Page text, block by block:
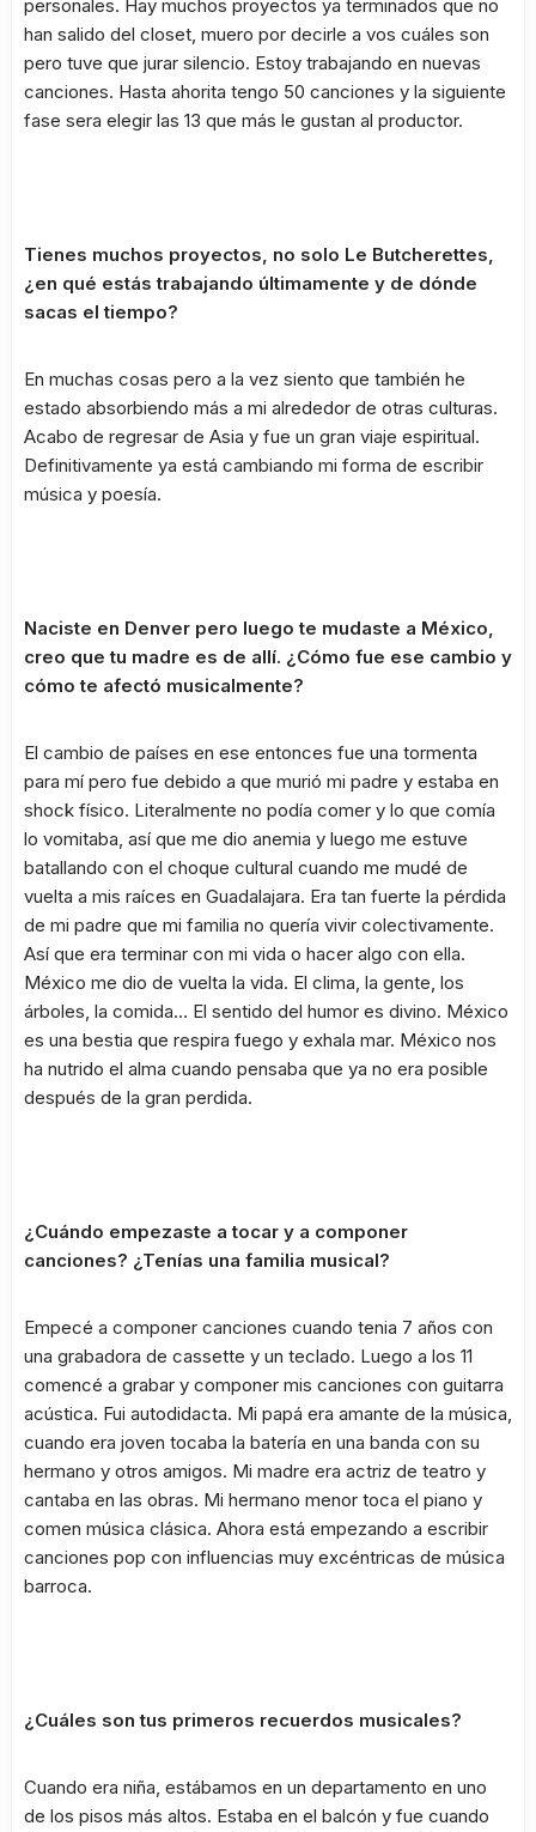
personales. Hay muchos proyectos ya terminados que no
han salido del closet, muero por decirle a vos cuáles son
pero tuve que jurar silencio. Estoy trabajando en nuevas
canciones. Hasta ahorita tengo 50 canciones y la siguiente
fase sera elegir las 13 que más le gustan al productor.
Tienes muchos proyectos, no solo Le Butcherettes,
¿en qué estás trabajando últimamente y de dónde
sacas el tiempo?
En muchas cosas pero a la vez siento que también he
estado absorbiendo más a mi alrededor de otras culturas.
Acabo de regresar de Asia y fue un gran viaje espiritual.
Definitivamente ya está cambiando mi forma de escribir
música y poesía.
Naciste en Denver pero luego te mudaste a México,
creo que tu madre es de allí. ¿Cómo fue ese cambio y
cómo te afectó musicalmente?
El cambio de países en ese entonces fue una tormenta
para mí pero fue debido a que murió mi padre y estaba en
shock físico. Literalmente no podía comer y lo que comía
lo vomitaba, así que me dio anemia y luego me estuve
batallando con el choque cultural cuando me mudé de
vuelta a mis raíces en Guadalajara. Era tan fuerte la pérdida
de mi padre que mi familia no quería vivir colectivamente.
Así que era terminar con mi vida o hacer algo con ella.
México me dio de vuelta la vida. El clima, la gente, los
árboles, la comida… El sentido del humor es divino. México
es una bestia que respira fuego y exhala mar. México nos
ha nutrido el alma cuando pensaba que ya no era posible
después de la gran perdida.
¿Cuándo empezaste a tocar y a componer
canciones? ¿Tenías una familia musical?
Empecé a componer canciones cuando tenia 7 años con
una grabadora de cassette y un teclado. Luego a los 11
comencé a grabar y componer mis canciones con guitarra
acústica. Fui autodidacta. Mi papá era amante de la música,
cuando era joven tocaba la batería en una banda con su
hermano y otros amigos. Mi madre era actriz de teatro y
cantaba en las obras. Mi hermano menor toca el piano y
comen música clásica. Ahora está empezando a escribir
canciones pop con influencias muy excéntricas de música
barroca.
¿Cuáles son tus primeros recuerdos musicales?
Cuando era niña, estábamos en un departamento en uno
de los pisos más altos. Estaba en el balcón y fue cuando